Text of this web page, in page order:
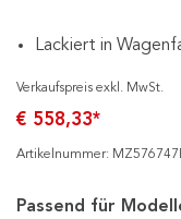
Lackiert in
Verkaufspreis exkl. MwSt.
€ 558,33*
Artikelnummer:
Passend für